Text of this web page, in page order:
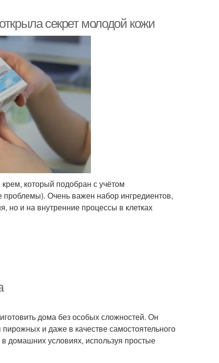
секрет молодой кожи
который подобран с учётом
проблемы). Очень важен набор ингредиентов,
но и на внутренние процессы в клетках
дома без особых сложностей. Он
и даже в качестве самостоятельного
домашних условиях, используя простые